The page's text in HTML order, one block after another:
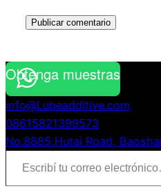
Obtenga muestras
info@Lubeadditive.com
08615821399573
No.8885,Hutai Road,
Escribí tu correo electrónico…